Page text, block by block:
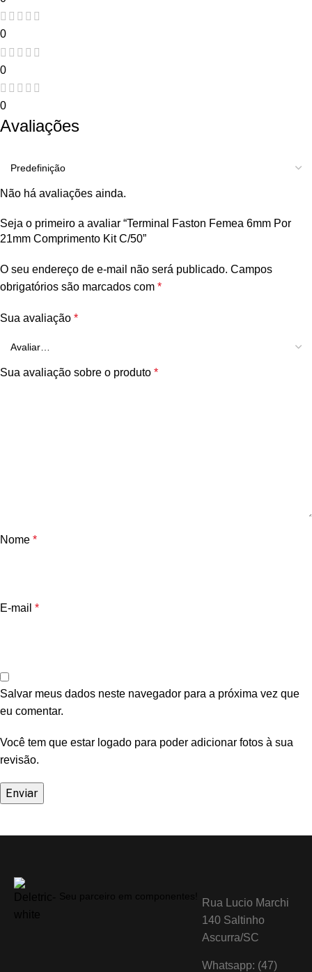
0
0
0
Avaliações
Não há avaliações ainda.
Seja o primeiro a avaliar “Terminal Faston Femea 6mm Por
21mm Comprimento Kit C/50”
O seu endereço de e-mail não será publicado. Campos
obrigatórios são marcados com *
Sua avaliação *
Sua avaliação sobre o produto *
Nome *
E-mail *
Salvar meus dados neste navegador para a próxima vez que
eu comentar.
Você tem que estar logado para poder adicionar fotos à sua
revisão.
Rua Lucio Marchi
140 Saltinho
Ascurra/SC
Whatsapp: (47)